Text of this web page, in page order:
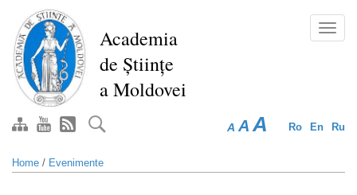
main
content
Academia
de Științe
a Moldovei
Ro En Ru
A A A
Home / Evenimente